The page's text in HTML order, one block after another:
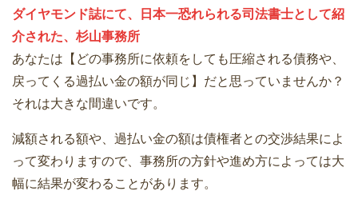
ダイヤモンド誌にて、日本一恐れられる司法書士として紹
介された、杉山事務所
あなたは【どの事務所に依頼をしても圧縮される債務や、
戻ってくる過払い金の額が同じ】だと思っていませんか？
それは大きな間違いです。
減額される額や、過払い金の額は債権者との交渉結果によ
って変わりますので、事務所の方針や進め方によっては大
幅に結果が変わることがあります。